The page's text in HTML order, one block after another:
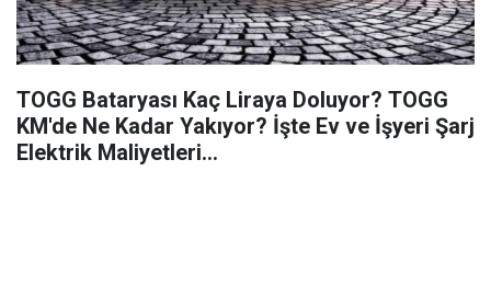
TOGG Bataryası Kaç Liraya Doluyor? TOGG
KM'de Ne Kadar Yakıyor? İşte Ev ve İşyeri Şarj
Elektrik Maliyetleri...